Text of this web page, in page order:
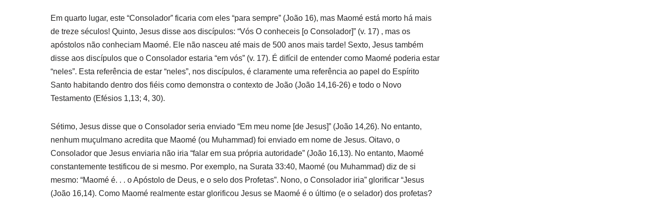
Em quarto lugar, este “Consolador” ficaria com eles “para sempre” (João 16), mas Maomé está morto há mais
de treze séculos! Quinto, Jesus disse aos discípulos: “Vós O conheceis [o Consolador]” (v. 17) , mas os
apóstolos não conheciam Maomé. Ele não nasceu até mais de 500 anos mais tarde! Sexto, Jesus também
disse aos discípulos que o Consolador estaria “em vós” (v. 17). É difícil de entender como Maomé poderia estar
“neles”. Esta referência de estar “neles”, nos discípulos, é claramente uma referência ao papel do Espírito
Santo habitando dentro dos fiéis como demonstra o contexto de João (João 14,16-26) e todo o Novo
Testamento (Efésios 1,13; 4, 30).
Sétimo, Jesus disse que o Consolador seria enviado “Em meu nome [de Jesus]” (João 14,26). No entanto,
nenhum muçulmano acredita que Maomé (ou Muhammad) foi enviado em nome de Jesus. Oitavo, o
Consolador que Jesus enviaria não iria “falar em sua própria autoridade” (João 16,13). No entanto, Maomé
constantemente testificou de si mesmo. Por exemplo, na Surata 33:40, Maomé (ou Muhammad) diz de si
mesmo: “Maomé é. . . o Apóstolo de Deus, e o selo dos Profetas”. Nono, o Consolador iria” glorificar “Jesus
(João 16,14). Como Maomé realmente estar glorificou Jesus se Maomé é o último (e o selador) dos profetas?